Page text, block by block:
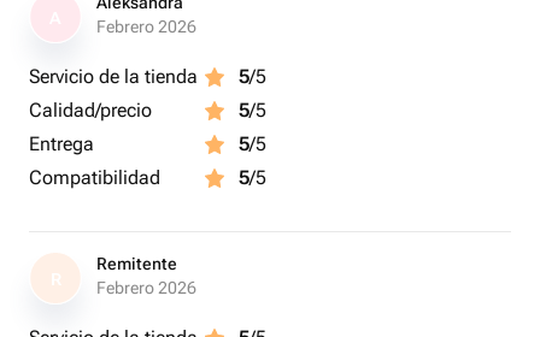
Febrero 2026
Servicio de la tienda 5/5
Calidad/precio
5/5
Entrega
5/5
Compatibilidad
5/5
R
Remitente
Febrero 2026